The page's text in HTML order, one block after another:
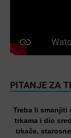
PITANJE ZA
Treba li smanjiti
trkama i dio
trkače,